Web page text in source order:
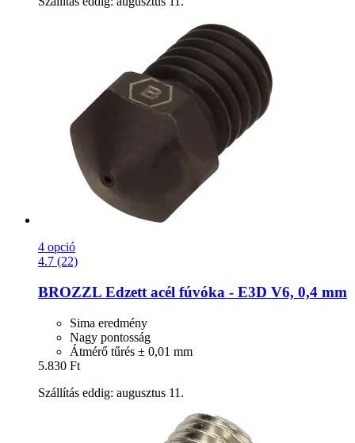
4 opció
4.7 (22)
BROZZL Edzett acél fúvóka -​ E3D V6, 0,4 mm
Sima eredmény
Nagy pontosság
Átmérő tűrés ± 0,01 mm
5.830 Ft
Szállítás eddig: augusztus 11.